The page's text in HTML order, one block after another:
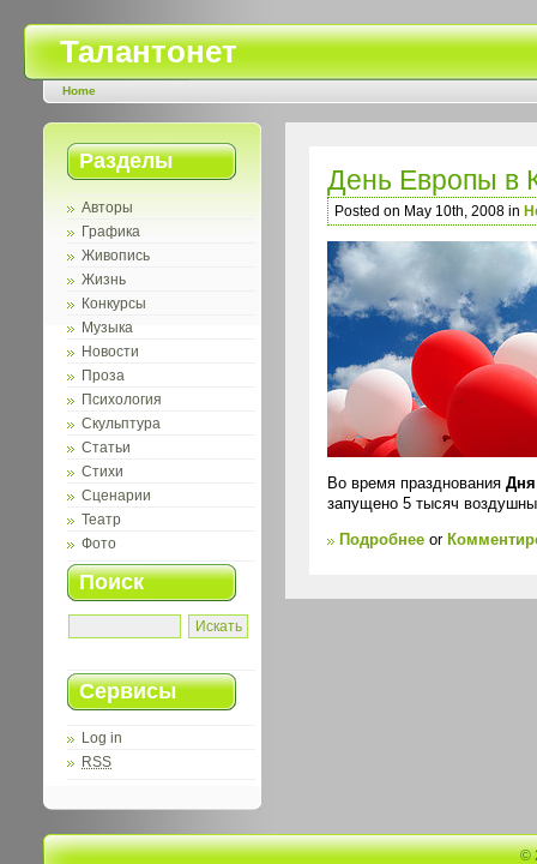
Талантонет
Home
Разделы
Авторы
Графика
Живопись
Жизнь
Конкурсы
Музыка
Новости
Проза
Психология
Скульптура
Статьи
Стихи
Сценарии
Театр
Фото
Поиск
Сервисы
Log in
RSS
День Европы в
Posted on May 10th, 2008 in
Во время празднования
запущено 5 тысяч
Подробнее or
©